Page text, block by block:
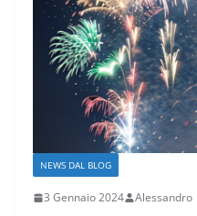
NEWS DAL BLOG
3 Gennaio 2024 Alessandro